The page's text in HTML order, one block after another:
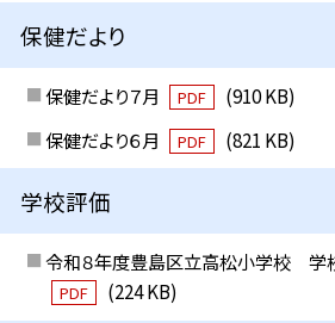
保健だより
保健だより７月 PDF
(910 KB)
保健だより６月
PDF (821 KB)
学校評価
令和８年度豊島区立高松小学校 学校
PDF (224 KB)